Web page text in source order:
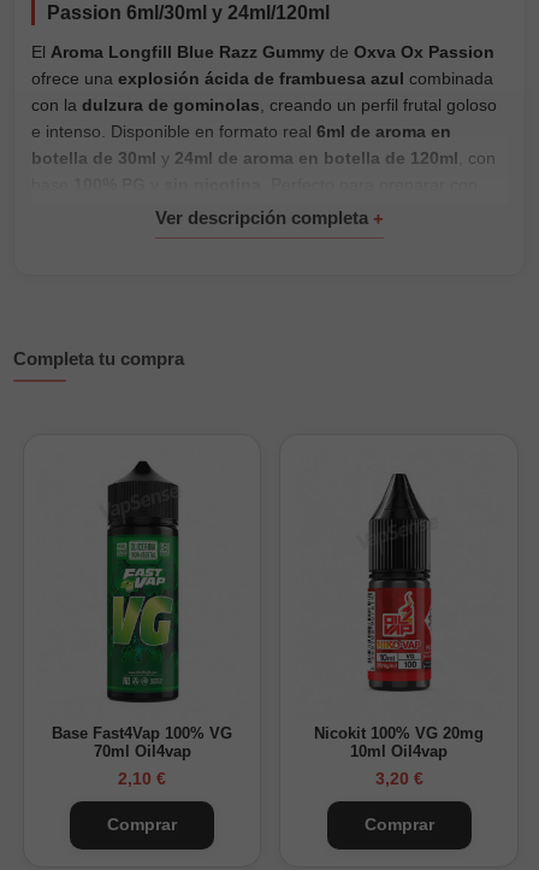
Passion 6ml/30ml y 24ml/120ml
El Aroma Longfill Blue Razz Gummy deOxva Ox Passion
ofrece unaexplosión ácida de frambuesa azul combinada
con ladulzura de gominolas , creando un perfil frutal goloso
e intenso. Disponible en formato real6ml de aroma en
botella de 30ml y 24ml de aroma en botella de 120ml , con
bases para e-liquid y nicokits, dentro de la gama
de Vapsense.
Formatos: 6ml en botella de 30ml; 24ml en botella de
120ml
Envase PET seguro con tapón a prueba de niños
¿Cómo preparar tu Longfill?
Diluye el aroma en tu base PG/VG favorita y añade nicokits
para ajustar la nicotina. Se recomienda dejar macerar de
para integrar los sabores y potenciar la experiencia.
Completa tu compra
Base Fast4Vap 100% VG
70ml Oil4vap
2,10 €
Comprar
Nicokit 100% VG 20mg
10ml Oil4vap
3,20 €
Comprar